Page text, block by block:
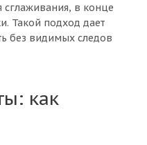
сглаживания, в конце
Такой подход дает
без видимых следов
как